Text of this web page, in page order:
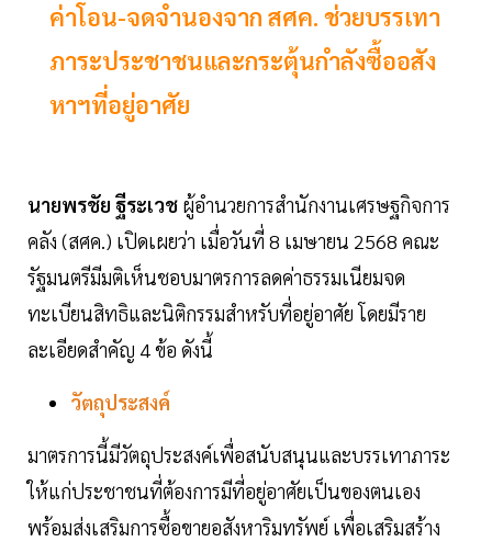
ค่าโอน-จดจำนองจาก สศค. ช่วยบรรเทา
ภาระประชาชนและกระตุ้นกำลังซื้ออสัง
หาฯที่อยู่อาศัย
นายพรชัย ฐีระเวช ผู้อำนวยการสำนักงานเศรษฐกิจการ
คลัง (สศค.) เปิดเผยว่า เมื่อวันที่ 8 เมษายน 2568 คณะ
รัฐมนตรีมีมติเห็นชอบมาตรการลดค่าธรรมเนียมจด
ทะเบียนสิทธิและนิติกรรมสำหรับที่อยู่อาศัย โดยมีราย
ละเอียดสำคัญ 4 ข้อ ดังนี้
วัตถุประสงค์
มาตรการนี้มีวัตถุประสงค์เพื่อสนับสนุนและบรรเทาภาระ
ให้แก่ประชาชนที่ต้องการมีที่อยู่อาศัยเป็นของตนเอง
พร้อมส่งเสริมการซื้อขายอสังหาริมทรัพย์ เพื่อเสริมสร้าง